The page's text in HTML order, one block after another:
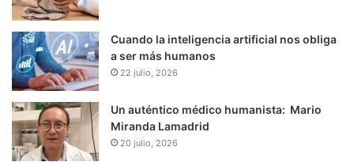
Cuando la inteligencia artificial nos obliga
a ser más humanos
22 julio, 2026
Un auténtico médico humanista: Mario
Miranda Lamadrid
20 julio, 2026